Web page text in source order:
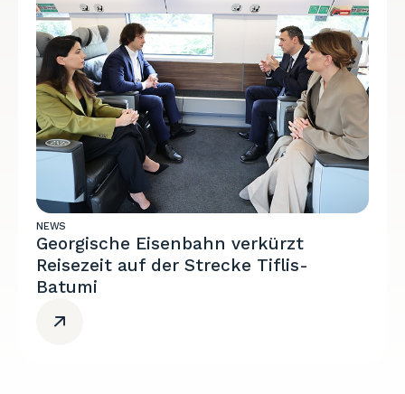
NEWS
Georgische Eisenbahn verkürzt
Reisezeit auf der Strecke Tiflis-
Batumi